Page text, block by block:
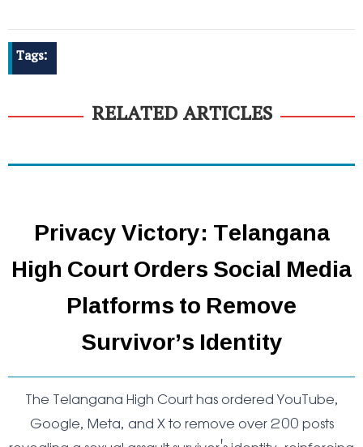
Tags:
RELATED ARTICLES
Privacy Victory: Telangana
High Court Orders Social Media
Platforms to Remove
Survivor’s Identity
The Telangana High Court has ordered YouTube,
Google, Meta, and X to remove over 200 posts